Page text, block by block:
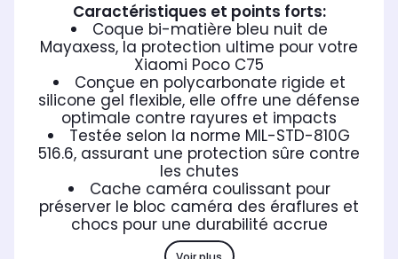
Caractéristiques et points forts:
Coque bi-matière bleu nuit de
Mayaxess, la protection ultime pour votre
Xiaomi Poco C75
Conçue en polycarbonate rigide et
silicone gel flexible, elle offre une défense
optimale contre rayures et impacts
Testée selon la norme MIL-STD-810G
516.6, assurant une protection sûre contre
les chutes
Cache caméra coulissant pour
préserver le bloc caméra des éraflures et
chocs pour une durabilité accrue